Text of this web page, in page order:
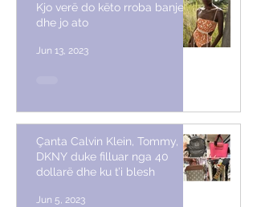
Kjo verë do këto rroba banje
dhe jo ato
Jun 13, 2023
Çanta Calvin Klein, Tommy,
DKNY duke filluar nga 40
dollarë dhe ku t’i blesh
Jun 5, 2023